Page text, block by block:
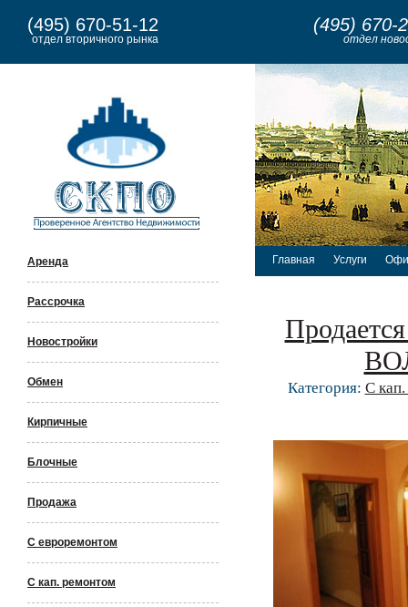
(495) 670-51-12
отдел вторичного рынка
(495) 670-
отдел
Аренда
Рассрочка
Новостройки
Обмен
Кирпичные
Блочные
Продажа
С евроремонтом
С кап. ремонтом
Главная Услуги
Категория: С